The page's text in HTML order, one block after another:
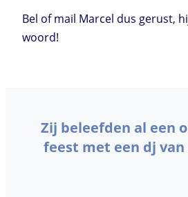
Bel of mail Marcel dus gerust,
woord!
Zij beleefden al een
feest met een dj